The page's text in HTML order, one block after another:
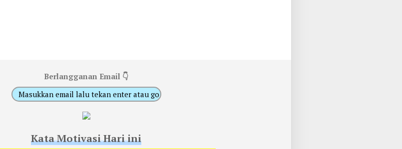
Berlangganan Email 👇
Kata Motivasi Hari ini